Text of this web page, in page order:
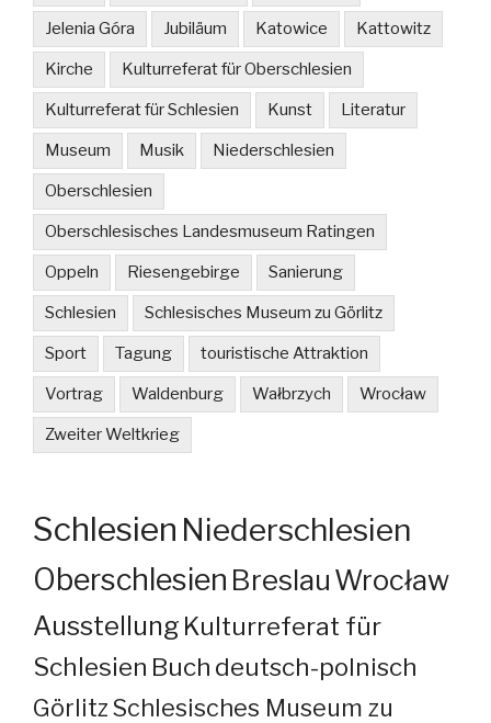
Jelenia Góra Jubiläum Katowice Kattowitz
Kirche Kulturreferat für Oberschlesien
Kulturreferat für Schlesien Kunst Literatur
Museum Musik Niederschlesien
Oberschlesien
Oberschlesisches Landesmuseum Ratingen
Oppeln Riesengebirge Sanierung
Schlesien Schlesisches Museum zu Görlitz
Sport Tagung touristische Attraktion
Vortrag Waldenburg Wałbrzych Wrocław
Zweiter Weltkrieg
Schlesien Niederschlesien
Oberschlesien Breslau Wrocław
Ausstellung Kulturreferat für
Schlesien Buch deutsch-polnisch
GörlitzSchlesisches Museum zu